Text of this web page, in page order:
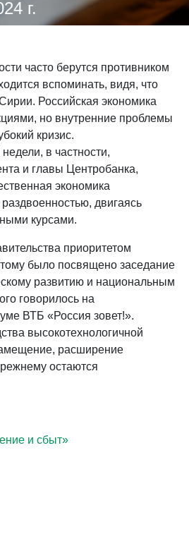
г.
часто берутся противником
вспоминать, видя, что
Российская экономика
но внутренние проблемы
кризис.
в частности,
и главы Центробанка,
экономика
двигаясь
курсами.
приоритетом
было посвящено заседание
развитию и национальным
говорилось на
ВТБ «Россия зовет!».
высокотехнологичной
расширение
остаются
и сбыт»